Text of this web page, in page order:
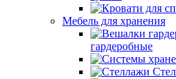
Мебель для хранения
гардеробные